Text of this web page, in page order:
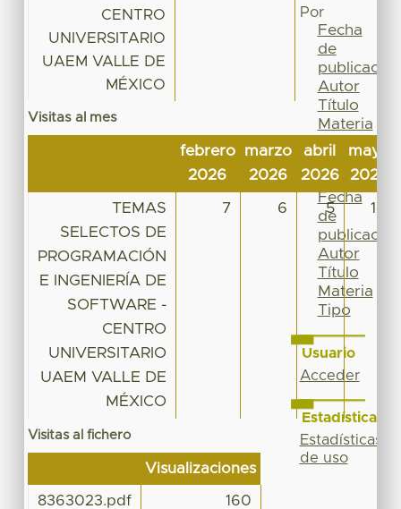
CENTRO
UNIVERSITARIO
UAEM VALLE DE
MÉXICO
Visitas al mes
febrero
2026
marzo
2026
abril
2026
mayo
2026
TEMAS
SELECTOS DE
PROGRAMACIÓN
E INGENIERÍA DE
SOFTWARE -
CENTRO
UNIVERSITARIO
UAEM VALLE DE
MÉXICO
7 6 5 14
Visitas al fichero
Visualizaciones
8363023.pdf 160
Por
Fecha
de
publicación
Autor
Título
Materia
Tipo
colección
Fecha
de
publicación
Autor
Título
Materia
Tipo
Usuario
Acceder
Estadísticas
Estadísticas
de uso